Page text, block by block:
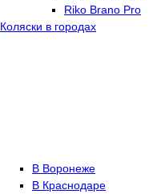
Riko Brano Pro
Коляски в городах
В Воронеже
В Краснодаре